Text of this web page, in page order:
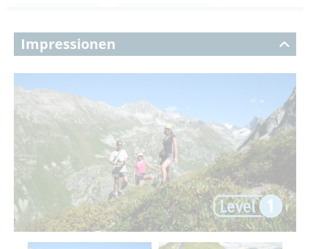
Impressionen